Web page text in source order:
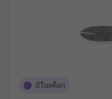
มีในสต็อก